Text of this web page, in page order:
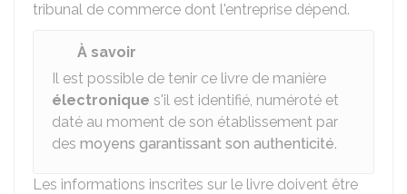
tribunal de commerce dont l'entreprise dépend.
À savoir
Il est possible de tenir ce livre de manière
électronique s'il est identifié, numéroté et
daté au moment de son établissement par
des moyens garantissant son authenticité.
Les informations inscrites sur le livre doivent être